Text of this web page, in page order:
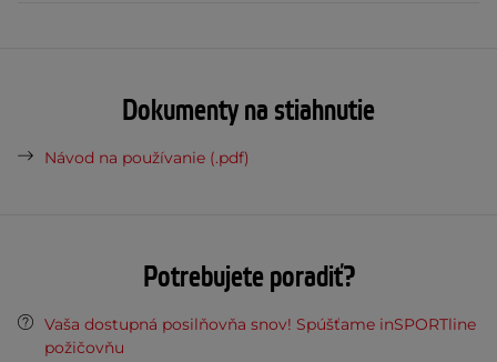
Dokumenty na stiahnutie
Návod na používanie (.pdf)
Potrebujete poradiť?
Vaša dostupná posilňovňa snov! Spúšťame inSPORTline
požičovňu